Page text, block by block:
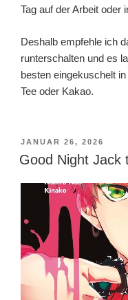
Tag auf der Arbeit oder
Deshalb empfehle ich
runterschalten und es
besten eingekuschelt
Tee oder Kakao.
VERÖFFENTLICHT
AM
JANUAR 26, 2026
Good Night Jack